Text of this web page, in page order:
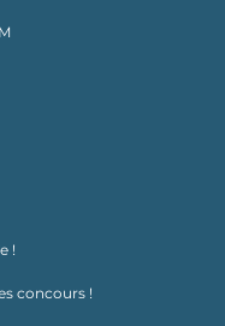
!
concours !